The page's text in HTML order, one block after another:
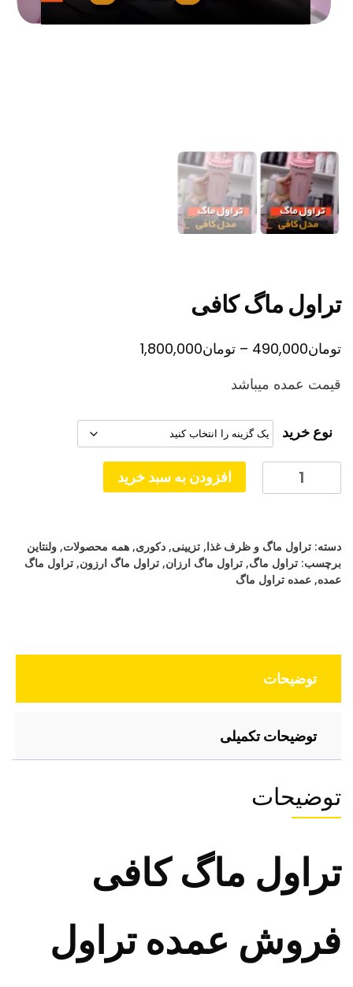
تراول ماگ کافی
تومان490,000
– تومان1,800,000محدوده
تا
تومان1,800,000
قیمت عمده میباشد
نوع خرید
ماگ
افزودن به سبد خرید
دسته: تراول ماگ و ظرف غذا, تزیینی, دکوری, همه محصولات, ولنتاین
برچسب: تراول ماگ, تراول ماگ ارزان, تراول ماگ ارزون, تراول ماگ
عمده, عمده تراول ماگ
توضیحات
توضیحات تکمیلی
توضیحات
تراول ماگ کافی
فروش عمده تراول